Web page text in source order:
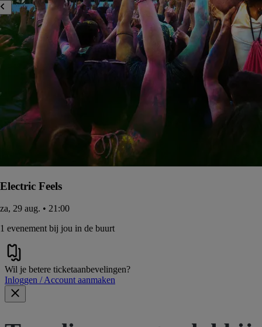
Electric Feels
za, 29 aug. • 21:00
1 evenement bij jou in de buurt
Wil je betere ticketaanbevelingen?
Inloggen / Account aanmaken